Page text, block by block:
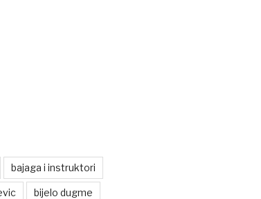
bajaga i instruktori
bijelo dugme